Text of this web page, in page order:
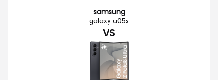
samsung
galaxy a05s
VS